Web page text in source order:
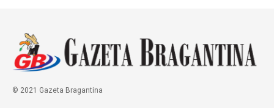
© 2021 Gazeta Bragantina